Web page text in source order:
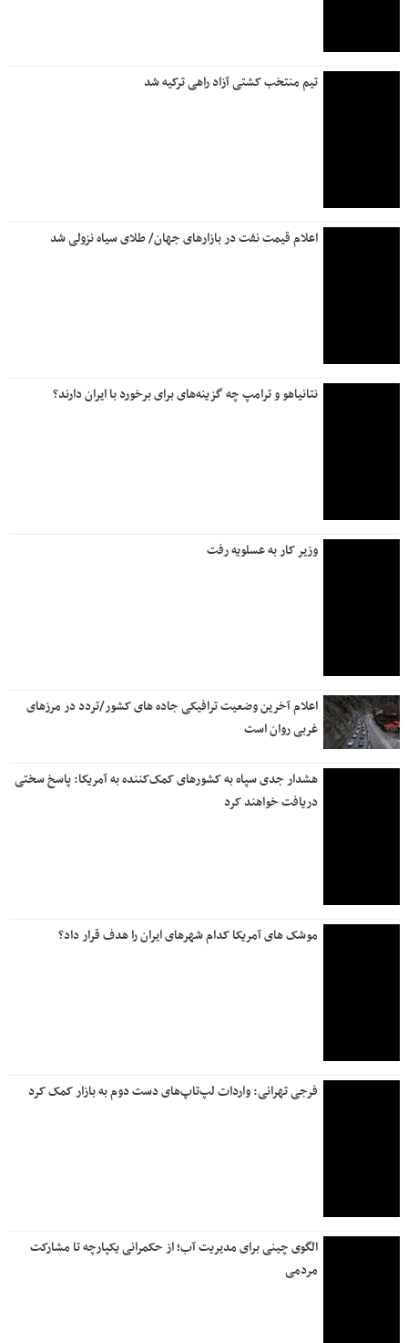
تیم منتخب کشتی آزاد راهی ترکیه شد
اعلام قیمت نفت در بازارهای جهان/ طلای سیاه نزولی شد
نتانیاهو و ترامپ چه گزینه‌های برای برخورد با ایران دارند؟
وزیر کار به عسلویه رفت
اعلام آخرین وضعیت ترافیکی جاده های کشور/تردد در مرزهای
غربی روان است
هشدار جدی سپاه به کشورهای کمک‌کننده به آمریکا: پاسخ سختی
دریافت خواهند کرد
موشک های آمریکا کدام شهرهای ایران را هدف قرار داد؟
فرجی تهرانی: واردات لپ‌تاپ‌های دست دوم به بازار کمک کرد
الگوی چینی برای مدیریت آب؛ از حکمرانی یکپارچه تا مشارکت
مردمی